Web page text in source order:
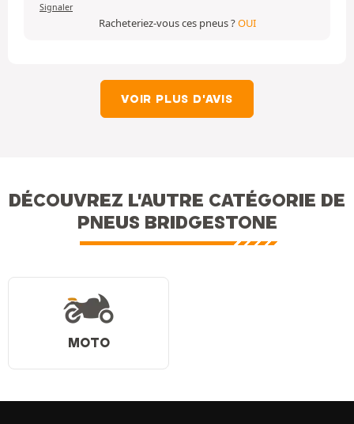
Signaler
Racheteriez-vous ces pneus ?OUI
VOIR PLUS D'AVIS
DÉCOUVREZ L'AUTRE CATÉGORIE DE
PNEUS BRIDGESTONE
MOTO